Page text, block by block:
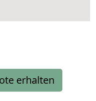
erhalten